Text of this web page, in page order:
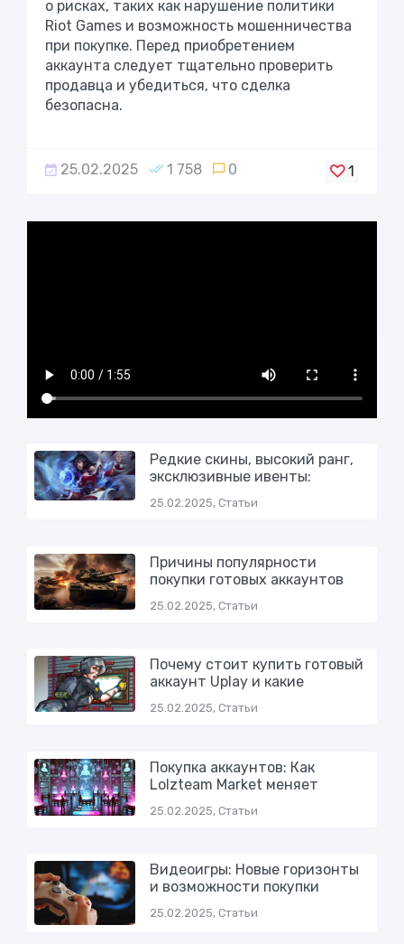
о рисках, таких как нарушение политики
Riot Games и возможность мошенничества
при покупке. Перед приобретением
аккаунта следует тщательно проверить
продавца и убедиться, что сделка
безопасна.
25.02.2025 1 758 0 1
Редкие скины, высокий ранг,
эксклюзивные ивенты:
25.02.2025, Статьи
Причины популярности
покупки готовых аккаунтов
25.02.2025, Статьи
Почему стоит купить готовый
аккаунт Uplay и какие
25.02.2025, Статьи
Покупка аккаунтов: Как
Lolzteam Market меняет
25.02.2025, Статьи
Видеоигры: Новые горизонты
и возможности покупки
25.02.2025, Статьи